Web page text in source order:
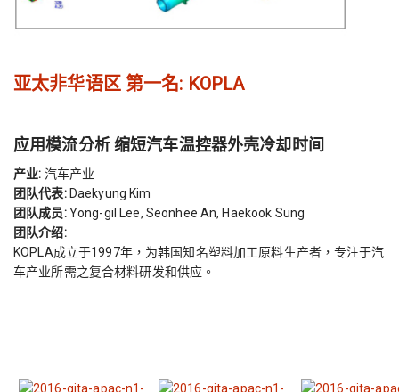
亚太非华语区 第一名: KOPLA
应用模流分析 缩短汽车温控器外壳冷却时间
产业: 汽车产业
团队代表:Daekyung Kim
团队成员:Yong-gil Lee, Seonhee An, Haekook Sung
团队介绍:
KOPLA成立于1997年，为韩国知名塑料加工原料生产者，专注于汽
车产业所需之复合材料研发和供应。